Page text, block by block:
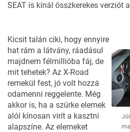
SEAT is kínál összkerekes verziót
Kicsit talán ciki, hogy ennyire
hat rám a látvány, ráadásul
majdnem félmillióba fáj, de
mit tehetek? Az X-Road
remekül fest, jó volt hozzá
odamenni reggelente. Még
akkor is, ha a szürke elemek
alól kínosan virít a kasztni
alapszíne. Az elemeket